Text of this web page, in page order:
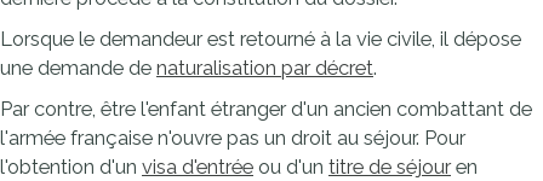
Lorsque le demandeur est retourné à la vie civile, il dépose
une demande de naturalisation par décret.
Par contre, être l'enfant étranger d'un ancien combattant de
l'armée française n'ouvre pas un droit au séjour. Pour
l'obtention d'un visa d'entrée ou d'un titre de séjouren